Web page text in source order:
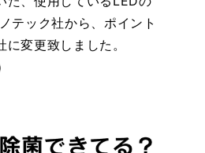
テック社から、ポイント
変更致しました。